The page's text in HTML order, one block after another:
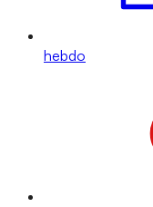
hebdo